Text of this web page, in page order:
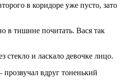
в коридоре уже пусто, зато
в тишине почитать. Вася так
стекло и ласкало девочке лицо.
вдруг тоненький